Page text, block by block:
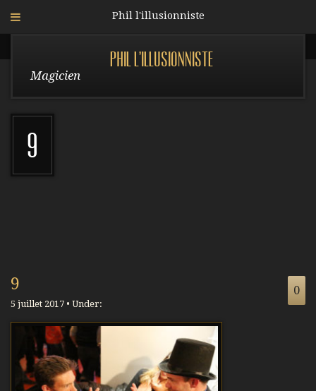
Phil l'illusionniste
Phil l'illusionniste
Magicien
9
9
5 juillet 2017 • Under:
0